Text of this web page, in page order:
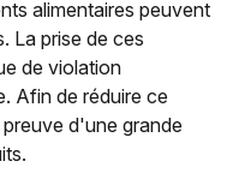
alimentaires peuvent
La prise de ces
de violation
Afin de réduire ce
d'une grande